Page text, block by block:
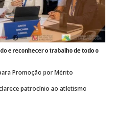
e reconhecer o trabalho de todo o
Promoção por Mérito
patrocínio ao atletismo